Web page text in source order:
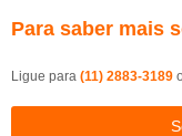
Para saber mais
Ligue para (11) 2883-3189